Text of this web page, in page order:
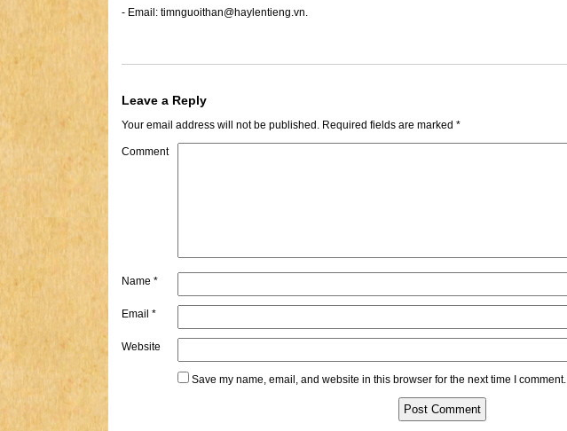
- Email: timnguoithan@haylentieng.vn.
Leave a Reply
Your email address will not be published. Required fields are marked *
Comment
Name *
Email *
Website
Save my name, email, and website in this browser for the next time I comment.